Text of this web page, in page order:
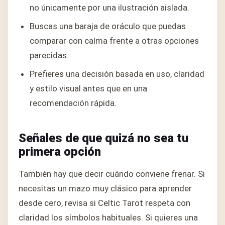
no únicamente por una ilustración aislada.
Buscas una baraja de oráculo que puedas
comparar con calma frente a otras opciones
parecidas.
Prefieres una decisión basada en uso, claridad
y estilo visual antes que en una
recomendación rápida.
Señales de que quizá no sea tu
primera opción
También hay que decir cuándo conviene frenar. Si
necesitas un mazo muy clásico para aprender
desde cero, revisa si Celtic Tarot respeta con
claridad los símbolos habituales. Si quieres una